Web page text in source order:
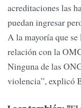
acreditaciones las
puedan ingresar
A la mayoría que
relación con la
Ninguna de las
violencia”, explicó